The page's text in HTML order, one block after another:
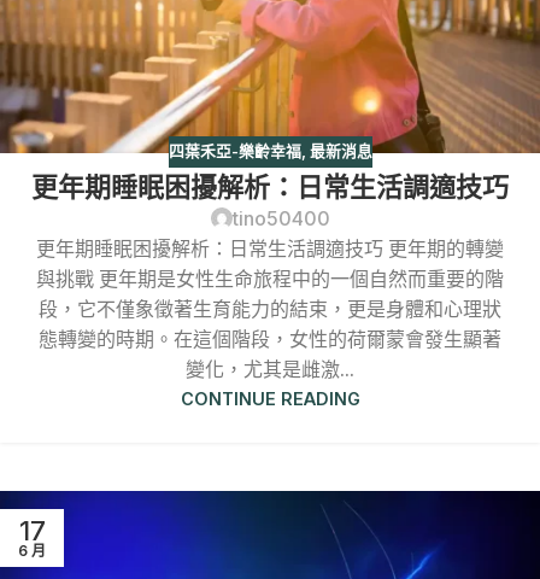
四葉禾亞-樂齡幸福, 最新消息
更年期睡眠困擾解析：日常生活調適技巧
tino50400
更年期睡眠困擾解析：日常生活調適技巧 更年期的轉變
與挑戰 更年期是女性生命旅程中的一個自然而重要的階
段，它不僅象徵著生育能力的結束，更是身體和心理狀
態轉變的時期。在這個階段，女性的荷爾蒙會發生顯著
變化，尤其是雌激...
CONTINUE READING
17
6 月